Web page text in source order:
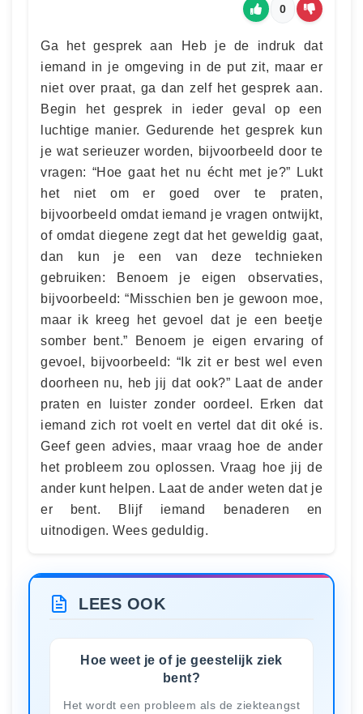
0
Ga het gesprek aan Heb je de indruk dat
iemand in je omgeving in de put zit, maar er
niet over praat, ga dan zelf het gesprek aan.
Begin het gesprek in ieder geval op een
luchtige manier. Gedurende het gesprek kun
je wat serieuzer worden, bijvoorbeeld door te
vragen: “Hoe gaat het nu écht met je?” Lukt
het niet om er goed over te praten,
bijvoorbeeld omdat iemand je vragen ontwijkt,
of omdat diegene zegt dat het geweldig gaat,
dan kun je een van deze technieken
gebruiken: Benoem je eigen observaties,
bijvoorbeeld: “Misschien ben je gewoon moe,
maar ik kreeg het gevoel dat je een beetje
somber bent.” Benoem je eigen ervaring of
gevoel, bijvoorbeeld: “Ik zit er best wel even
doorheen nu, heb jij dat ook?” Laat de ander
praten en luister zonder oordeel. Erken dat
iemand zich rot voelt en vertel dat dit oké is.
Geef geen advies, maar vraag hoe de ander
het probleem zou oplossen. Vraag hoe jij de
ander kunt helpen. Laat de ander weten dat je
er bent. Blijf iemand benaderen en
uitnodigen. Wees geduldig.
LEES OOK
Hoe weet je of je geestelijk ziek
bent?
Het wordt een probleem als de ziekteangst